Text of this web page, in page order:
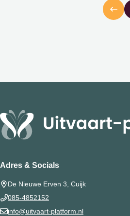
Adres & Socials
De Nieuwe Erven 3, Cuijk
085-4852152
info@uitvaart-platform.nl